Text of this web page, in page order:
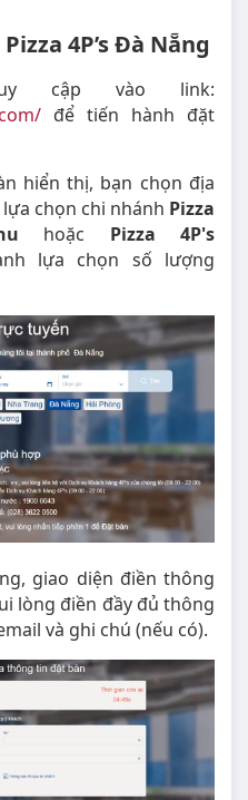
4P’s Đà Nẵng
cập vào link:
để tiến hành đặt
hiển thị, bạn chọn địa
chọn chi nhánh Pizza
hoặc Pizza 4P's
lựa chọn số lượng
giao diện điền thông
lòng điền đầy đủ thông
và ghi chú (nếu có).